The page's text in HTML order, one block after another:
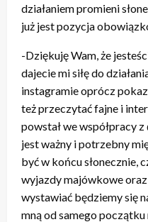
działaniem promieni
już jest pozycja
-Dziękuję Wam, że
dajecie mi siłę do
instagramie oprócz
też przeczytać fajne i
powstał we współpracy
jest ważny i potrzebny
być w końcu słonecznie,
wyjazdy majówkowe
wystawiać będziemy się
mną od samego